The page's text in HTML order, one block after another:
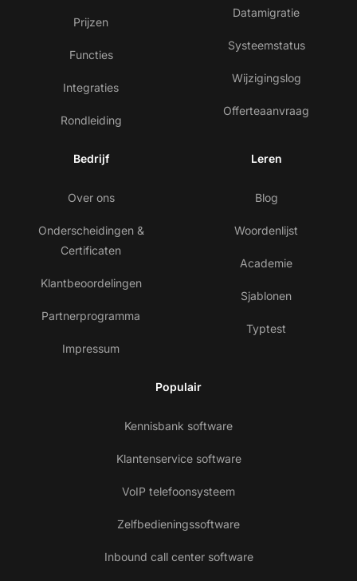
Prijzen
Functies
Integraties
Rondleiding
Datamigratie
Systeemstatus
Wijzigingslog
Offerteaanvraag
Bedrijf
Over ons
Onderscheidingen &
Certificaten
Klantbeoordelingen
Partnerprogramma
Impressum
Leren
Blog
Woordenlijst
Academie
Sjablonen
Typtest
Populair
Kennisbank software
Klantenservice software
VoIP telefoonsysteem
Zelfbedieningssoftware
Inbound call center software